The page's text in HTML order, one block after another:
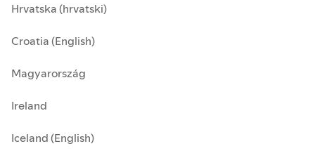
Hrvatska (hrvatski)
Croatia (English)
Magyarország
Ireland
Iceland (English)